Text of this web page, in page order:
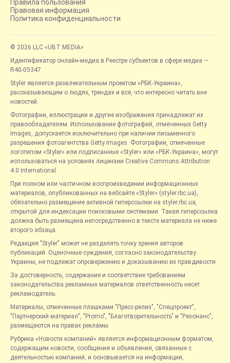
Правила пользования
Правовая информация
Политика конфиденциальности
© 2026 LLC «UBT MEDIA»
Идентификатор онлайн-медиа в Реестре субъектов в сфере медиа —
R40-05347
Styler является развлекательным проектом «РБК-Украина»,
рассказывающим о людях, трендах и всё, что интересно читать вне
новостей.
Фотографии, иллюстрации и другие изображения принадлежат их
правообладателям. Использование фотографий, отмеченных Getty
Images, допускается исключительно при наличии письменного
разрешения фотоагентства Getty Images. Фотографии, отмеченные
логотипом «Styler» или подписанные «Styler» или «РБК-Украина», могут
использоваться на условиях лицензии Creative Commons Attribution
4.0 International.
При полном или частичном воспроизведении информационных
материалов, опубликованных на вебсайте «Styler» (styler.rbc.ua),
обязательно размещение активной гиперссылки на styler.rbc.ua,
открытой для индексации поисковыми системами. Такая гиперссылка
должна быть размещена непосредственно в тексте материала не ниже
второго абзаца.
Редакция "Styler" может не разделять точку зрения авторов
публикаций. Оценочные суждения, согласно законодательству
Украины, не подлежат опровержению и доказыванию их правдивости.
За достоверность, содержание и соответствие требованиям
законодательства рекламных материалов ответственность несет
рекламодатель.
Материалы, отмеченные плашками "Пресс-релиз", "Спецпроект",
"Партнерский материал", "Promo", "Благотворительность" и "Резонанс",
размещаются на правах рекламы.
Рубрика «Новости компаний» является информационным форматом,
содержащим новости, сообщения и объявления, связанные с
деятельностью компаний, и основывается на информации,